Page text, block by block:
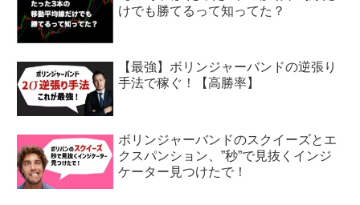
けでも勝てるって知ってた？
【最強】ボリンジャーバンドの逆張り
手法で稼ぐ！【高勝率】
ボリンジャーバンドのスクイーズとエ
クスパンション、”秒”で見抜くインジ
ケーター見つけたで！